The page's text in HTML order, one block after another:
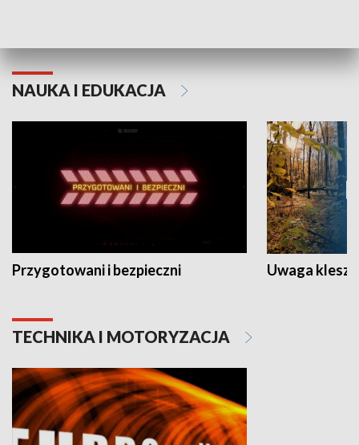
NAUKA I EDUKACJA
Przygotowani i bezpieczni Uwaga
TECHNIKA I MOTORYZACJA